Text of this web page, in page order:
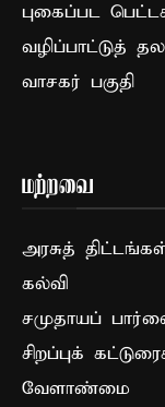
புகைப்பட
வழிப்பாட்டுத்
வாசகர் பகுதி
மற்றவை
அரசுத்
கல்வி
சமுதாயப்
சிறப்புக்
வேளாண்மை